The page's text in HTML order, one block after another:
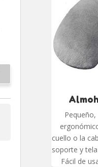
cuello o la
soporte y
Fácil de